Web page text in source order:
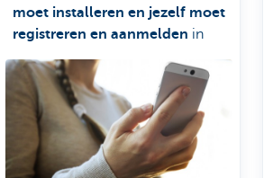
moet installeren en jezelf moet
registreren en aanmelden in
KBC Mobile, vind je in deze
rubriek.